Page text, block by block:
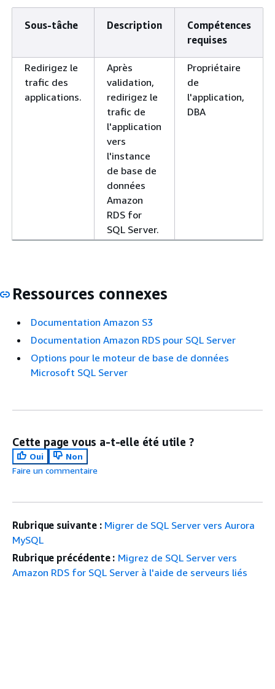
Sous-tâche Description
Compétences
requises
Redirigez le
trafic des
applications.
Après
validation,
redirigez le
trafic de
l'application
vers
l'instance
de base de
données
Amazon
RDS for
SQL Server.
Propriétaire
de
l'application,
DBA
Ressources connexes
Documentation Amazon S3
Documentation Amazon RDS pour SQL Server
Options pour le moteur de base de données
Microsoft SQL Server
Cette page vous a-t-elle été utile ?
Oui
Non
Faire un commentaire
Rubrique suivante : Migrer de SQL Server vers Aurora
MySQL
Rubrique précédente : Migrez de SQL Server vers
Amazon RDS for SQL Server à l'aide de serveurs liés